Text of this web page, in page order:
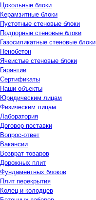
Цокольные блоки
Керамзитные блоки
Пустотные стеновые блоки
Подпорные стеновые блоки
Газосиликатные стеновые блоки
Пенобетон
Ячеистые стеновые блоки
Гарантии
Сертификаты
Наши объекты
Юридическим лицам
Физическим лицам
Лаборатория
Договор поставки
Вопрос-ответ
Вакансии
Возврат товаров
Дорожных плит
Фундаментных блоков
Плит перекрытия
Колец и колодцев